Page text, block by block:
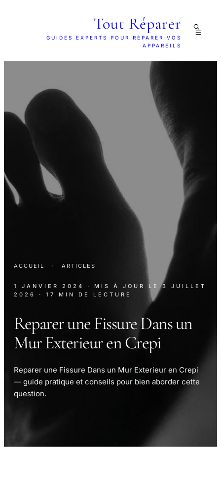
Tout Réparer
GUIDES EXPERTS POUR RÉPARER VOS
APPAREILS
ACCUEIL · ARTICLES
1 JANVIER 2024 · MIS À JOUR LE3 JUILLET
2026
· 17 MIN DE LECTURE
Reparer une Fissure Dans un
Mur Exterieur en Crepi
Reparer une Fissure Dans un Mur Exterieur en Crepi
— guide pratique et conseils pour bien aborder cette
question.